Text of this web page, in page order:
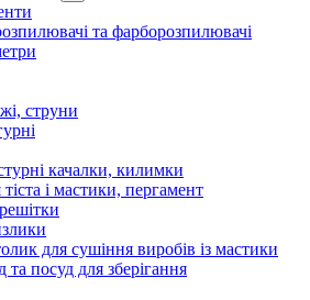
та фарборозпилювачі
струни
качалки, килимки
і мастики, пергамент
для сушіння виробів із мастики
посуд для зберігання